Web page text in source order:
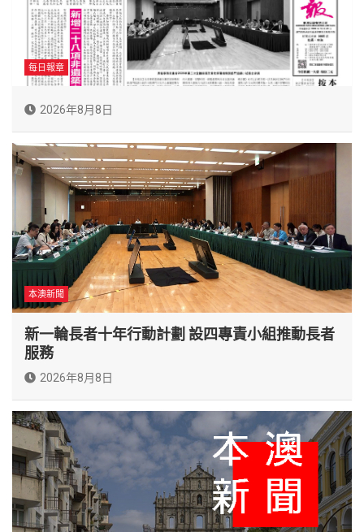
每日報章
2026年8月8日
本澳新聞
新一輪長者十年行動計劃 設四專責小組推動長者
服務
2026年8月8日